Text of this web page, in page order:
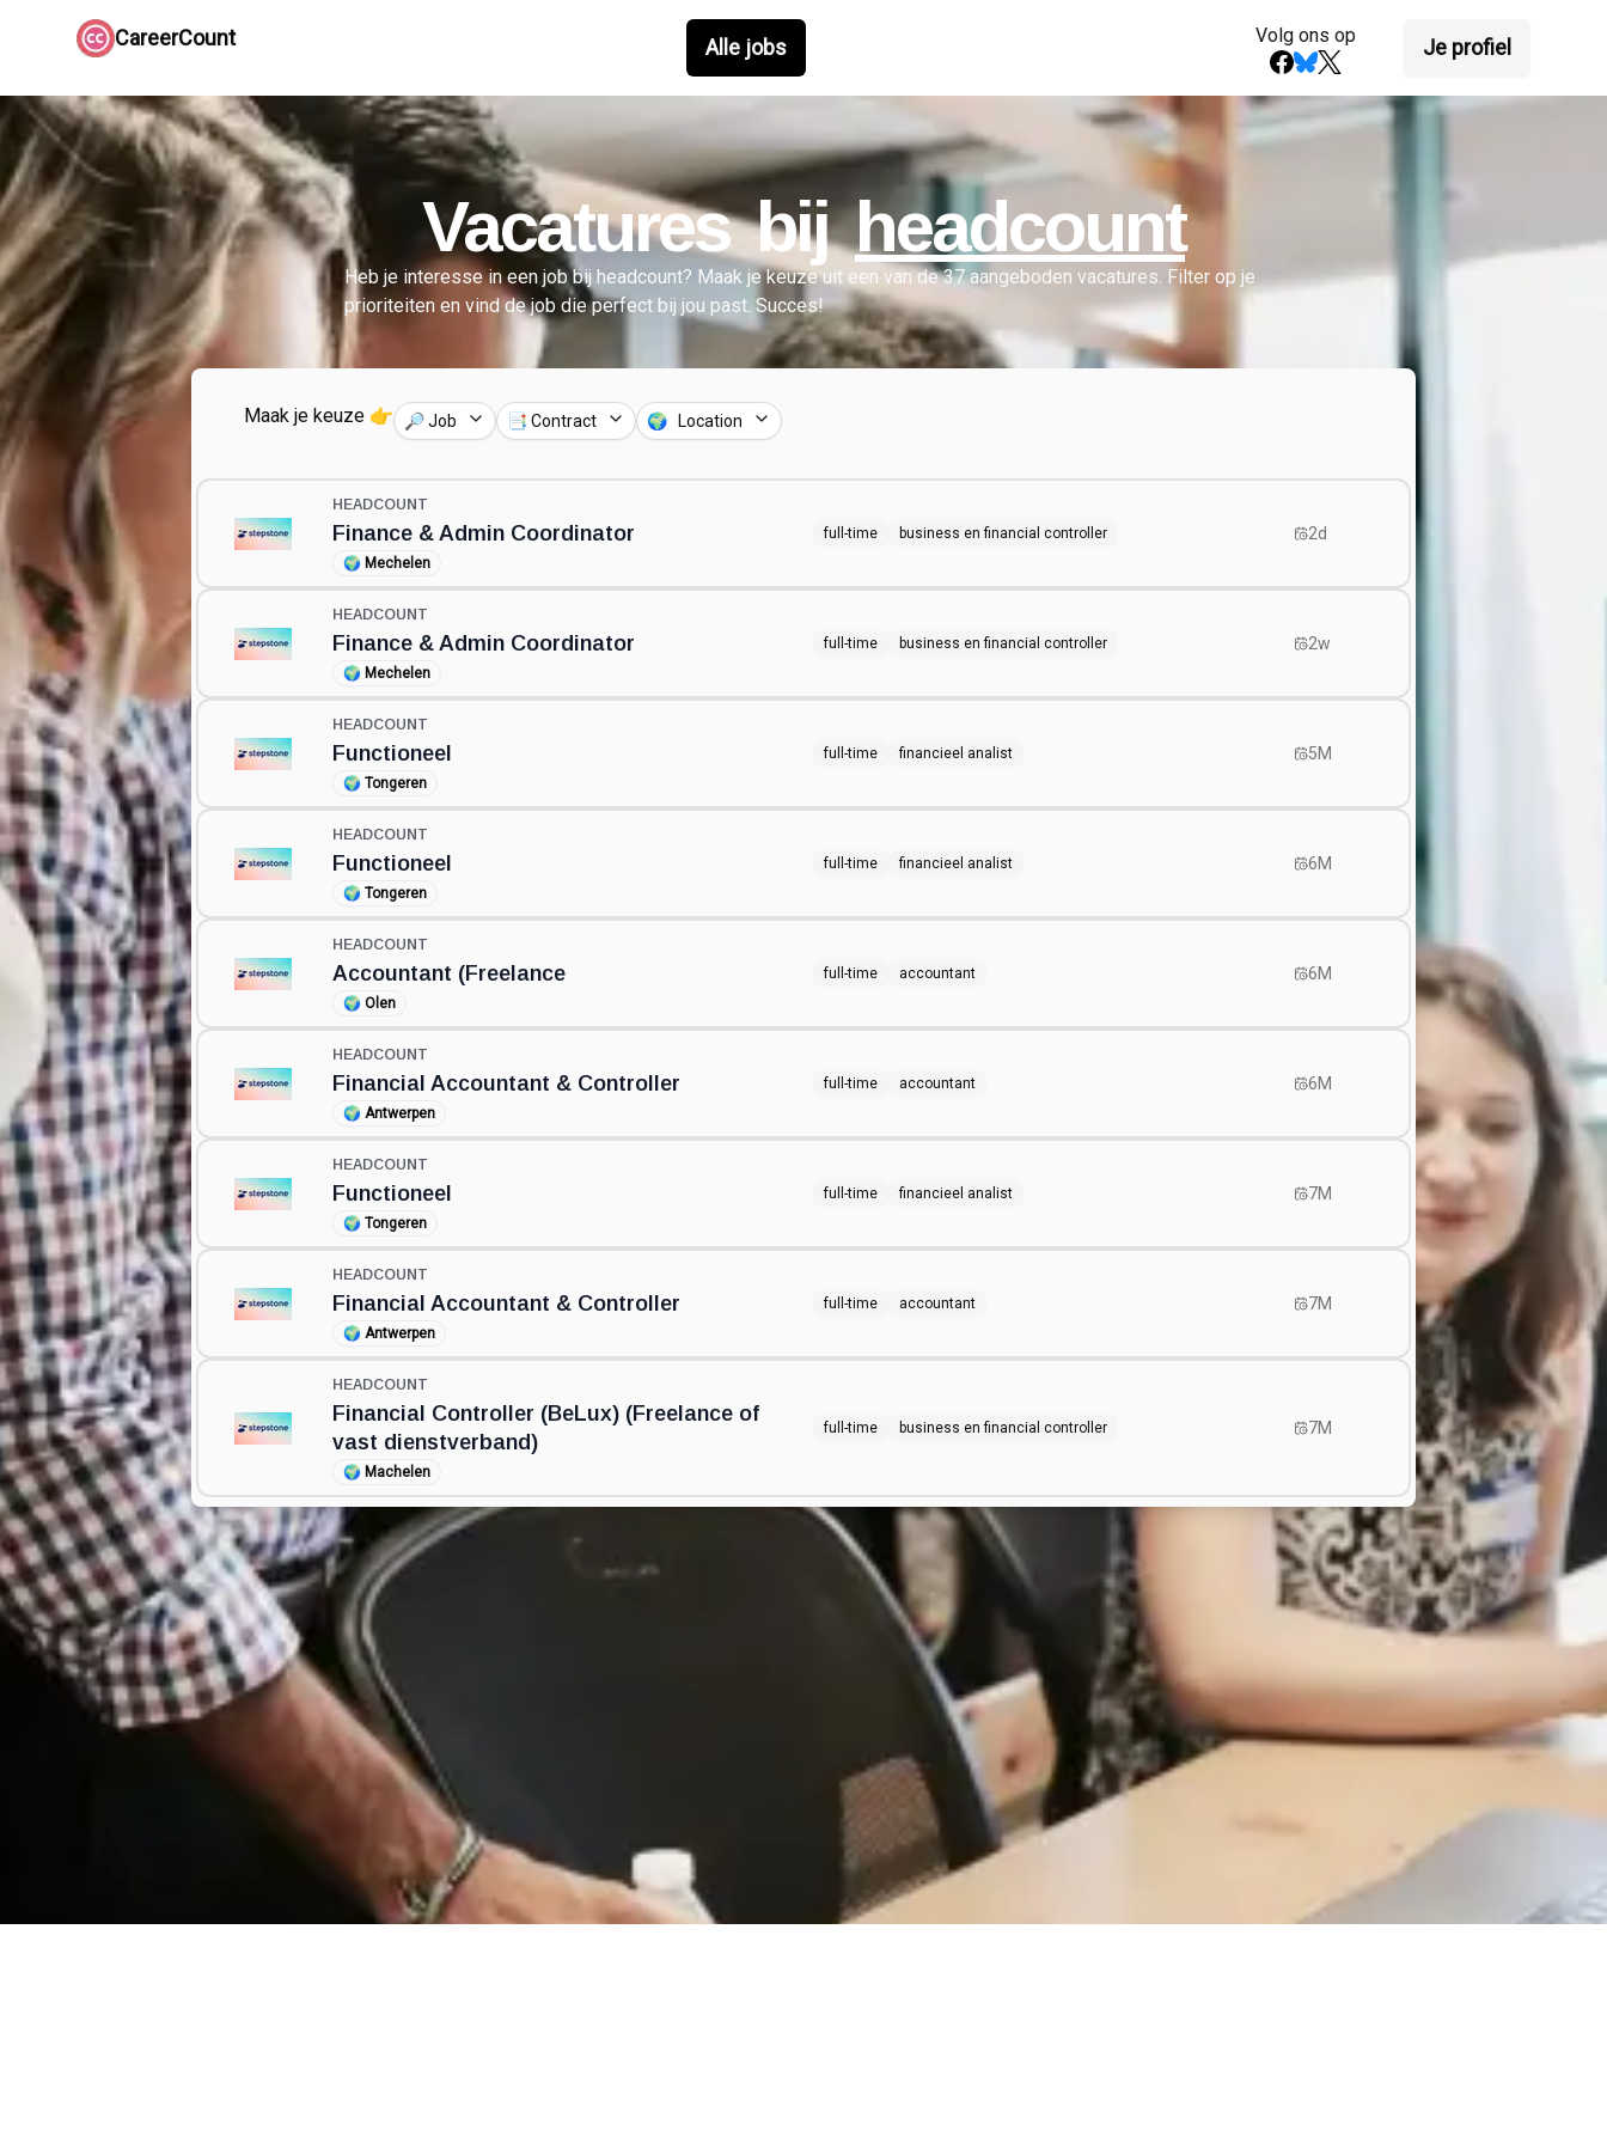
CareerCount Alle jobs Volg ons op Je profiel
Vacatures bij headcount
Heb je interesse in een job bij headcount? Maak je keuze uit een van de37aangeboden vacatures. Filter op je
prioriteiten en vind de job die perfect bij jou past. Succes!
Maak je keuze 👉 🔎 Job 📑 Contract 🌍 Location
HEADCOUNT
Finance & Admin Coordinator
🌍 Mechelen
full-time business en financial controller 2d
HEADCOUNT
Finance & Admin Coordinator
🌍 Mechelen
full-time business en financial controller 2w
HEADCOUNT
Functioneel
🌍 Tongeren
full-time financieel analist 5M
HEADCOUNT
Functioneel
🌍 Tongeren
full-time financieel analist 6M
HEADCOUNT
Accountant (Freelance
🌍 Olen
full-time accountant 6M
HEADCOUNT
Financial Accountant & Controller
🌍 Antwerpen
full-time accountant 6M
HEADCOUNT
Functioneel
🌍 Tongeren
full-time financieel analist 7M
HEADCOUNT
Financial Accountant & Controller
🌍 Antwerpen
full-time accountant 7M
HEADCOUNT
Financial Controller (BeLux) (Freelance of
vast dienstverband)
🌍 Machelen
full-time business en financial controller 7M